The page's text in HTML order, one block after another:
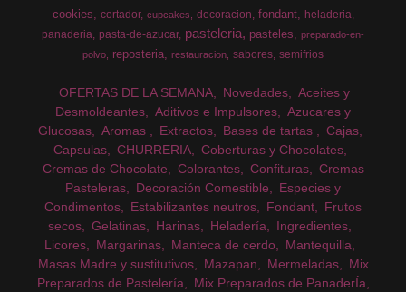
cookies cortador cupcakes decoracion fondant
heladeria
panaderia pasta-de-azucar pasteleria pasteles
preparado-en-
polvo
reposteria restauracion sabores semifrios
OFERTAS DE LA SEMANA Novedades
Aceites y
Desmoldeantes
Aditivos e Impulsores
Azucares y
Glucosas
Aromas Extractos Bases de tartas
Cajas
Capsulas
CHURRERIA
Coberturas y Chocolates
Cremas de Chocolate
Colorantes Confituras
Cremas
Pasteleras
Decoración Comestible
Especies y
Condimentos
Estabilizantes neutros Fondant
Frutos
secos
Gelatinas Harinas Heladería
Ingredientes
Licores
Margarinas Manteca de cerdo
Mantequilla
Masas Madre y sustitutivos
Mazapan Mermeladas
Mix
Preparados de Pastelería
Mix Preparados de PanaderÍa